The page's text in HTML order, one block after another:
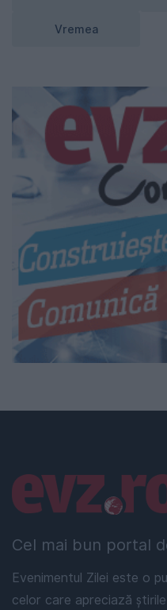
Vremea
Cel mai bun portal
Evenimentul Zilei este o
celor care apreciază
Linkuri utile